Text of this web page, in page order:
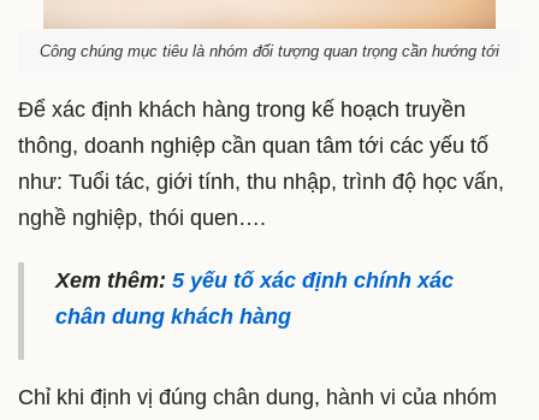
Công chúng mục tiêu là nhóm đối tượng quan trọng cần hướng tới
Để xác định khách hàng trong kế hoạch truyền
thông, doanh nghiệp cần quan tâm tới các yếu tố
như: Tuổi tác, giới tính, thu nhập, trình độ học vấn,
nghề nghiệp, thói quen….
Xem thêm: 5 yếu tố xác định chính xác
chân dung khách hàng
Chỉ khi định vị đúng chân dung, hành vi của nhóm